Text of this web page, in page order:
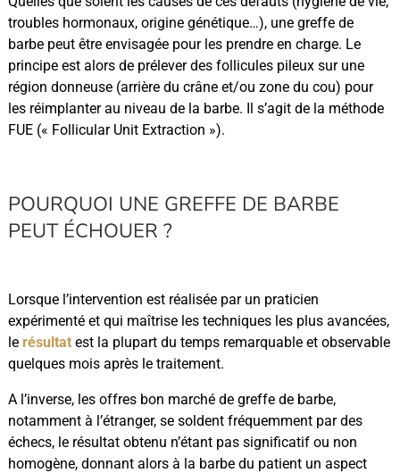
troubles hormonaux, origine génétique…), une greffe de
barbe peut être envisagée pour les prendre en charge. Le
principe est alors de prélever des follicules pileux sur une
région donneuse (arrière du crâne et/ou zone du cou) pour
les réimplanter au niveau de la barbe. Il s’agit de la méthode
FUE (« Follicular Unit Extraction »).
POURQUOI UNE GREFFE DE BARBE
PEUT ÉCHOUER ?
Lorsque l’intervention est réalisée par un praticien
expérimenté et qui maîtrise les techniques les plus avancées,
le résultatest la plupart du temps remarquable et observable
quelques mois après le traitement.
A l’inverse, les offres bon marché de greffe de barbe,
notamment à l’étranger, se soldent fréquemment par des
échecs, le résultat obtenu n’étant pas significatif ou non
homogène, donnant alors à la barbe du patient un aspect